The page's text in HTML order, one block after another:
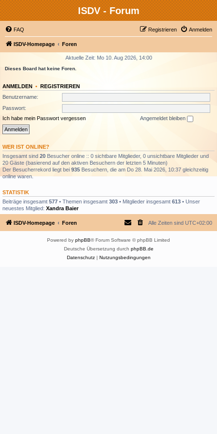
ISDV - Forum
FAQ Anmelden
Registrieren
ISDV-Homepage Foren
Aktuelle Zeit: Mo 10. Aug 2026, 14:00
Dieses Board hat keine Foren.
ANMELDEN • REGISTRIEREN
Benutzername:
Passwort:
Ich habe mein Passwort vergessen
Angemeldet bleiben
WER IST ONLINE?
Insgesamt sind 20 Besucher online :: 0 sichtbare Mitglieder, 0 unsichtbare Mitglieder und
20 Gäste (basierend auf den aktiven Besuchern der letzten 5 Minuten)
Der Besucherrekord liegt bei 935 Besuchern, die am Do 28. Mai 2026, 10:37 gleichzeitig
online waren.
STATISTIK
Beiträge insgesamt 577 • Themen insgesamt 303 • Mitglieder insgesamt 613 • Unser
neuestes Mitglied: Xandra Baier
ISDV-Homepage Foren Alle Zeiten sind UTC+02:00
Powered by phpBB® Forum Software © phpBB Limited
Deutsche Übersetzung durch phpBB.de
Datenschutz| Nutzungsbedingungen